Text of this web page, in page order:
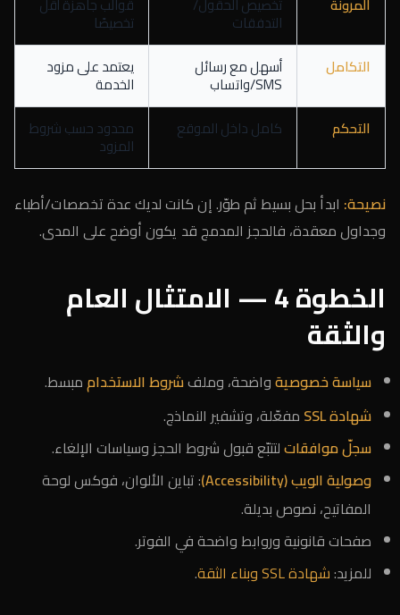
التدفقات
تخصيصًا
التكامل
أسهل مع رسائل
SMS/واتساب
يعتمد على مزود
الخدمة
التحكم
كامل داخل الموقع محدود حسب شروط
المزود
نصيحة: ابدأ بحل بسيط ثم طوّر. إن كانت لديك عدة تخصصات/أطباء
وجداول معقدة، فالحجز المدمج قد يكون أوضح على المدى.
الخطوة 4 — الامتثال العام
والثقة
سياسة خصوصيةواضحة، وملفشروط الاستخداممبسط.
شهادة SSL
مفعّلة، وتشفير النماذج.
سجلّ موافقاتلتتبّع قبول شروط الحجز وسياسات الإلغاء.
وصولية الويب (Accessibility)
: تباين الألوان، فوكس لوحة
المفاتيح، نصوص بديلة.
صفحات قانونية وروابط واضحة في الفوتر.
للمزيد:شهادة SSL وبناء الثقة .